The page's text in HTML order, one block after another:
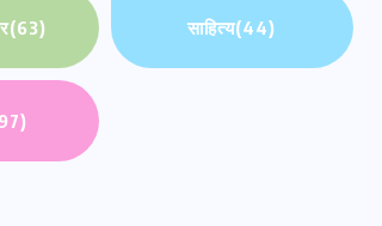
(63) साहित्य(44)